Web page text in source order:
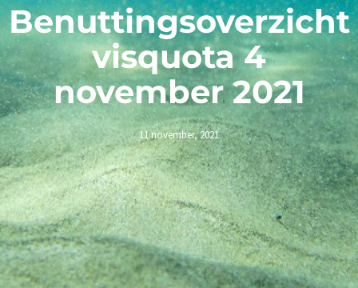
Benuttingsoverzicht
visquota 4
november 2021
11 november, 2021